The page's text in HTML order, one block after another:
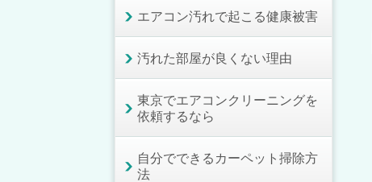
エアコン汚れで起こる健康被害
汚れた部屋が良くない理由
東京でエアコンクリーニングを
依頼するなら
自分でできるカーペット掃除方
法